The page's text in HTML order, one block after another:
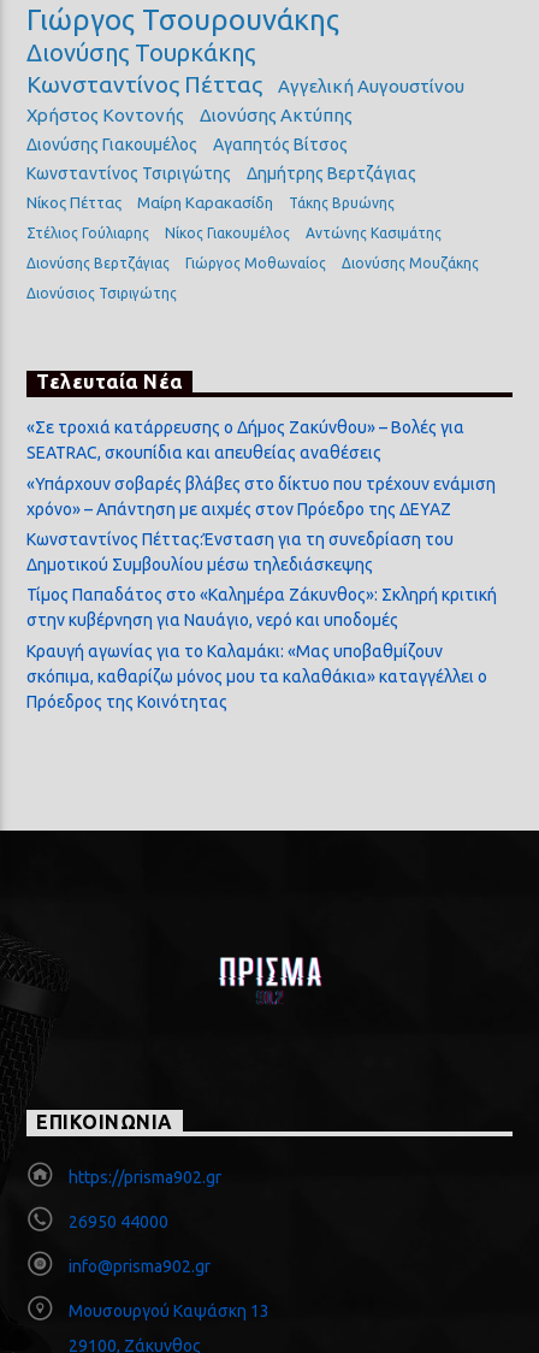
Γιώργος Τσουρουνάκης
Διονύσης Τουρκάκης
Κωνσταντίνος Πέττας
Αγγελική Αυγουστίνου
Χρήστος Κοντονής
Διονύσης Ακτύπης
Διονύσης Γιακουμέλος
Αγαπητός Βίτσος
Κωνσταντίνος Τσιριγώτης
Δημήτρης Βερτζάγιας
Νίκος Πέττας Μαίρη Καρακασίδη
Τάκης Βρυώνης
Στέλιος Γούλιαρης
Νίκος Γιακουμέλος
Αντώνης Κασιμάτης
Διονύσης Βερτζάγιας
Γιώργος Μοθωναίος
Διονύσης Μουζάκης
Διονύσιος Τσιριγώτης
Τελευταία Νέα
«Σε τροχιά κατάρρευσης ο Δήμος Ζακύνθου» – Βολές για
SEATRAC, σκουπίδια και απευθείας αναθέσεις
«Υπάρχουν σοβαρές βλάβες στο δίκτυο που τρέχουν ενάμιση
χρόνο» – Απάντηση με αιχμές στον Πρόεδρο της ΔΕΥΑΖ
Κωνσταντίνος Πέττας:Ένσταση για τη συνεδρίαση του
Δημοτικού Συμβουλίου μέσω τηλεδιάσκεψης
Τίμος Παπαδάτος στο «Καλημέρα Ζάκυνθος»: Σκληρή κριτική
στην κυβέρνηση για Ναυάγιο, νερό και υποδομές
Κραυγή αγωνίας για το Καλαμάκι: «Μας υποβαθμίζουν
σκόπιμα, καθαρίζω μόνος μου τα καλαθάκια» καταγγέλλει ο
Πρόεδρος της Κοινότητας
ΕΠΙΚΟΙΝΩΝΙΑ
https://prisma902.gr
26950 44000
info@prisma902.gr
Μουσουργού Καψάσκη 13
29100, Ζάκυνθος